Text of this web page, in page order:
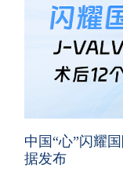
中国“心”闪耀
据发布